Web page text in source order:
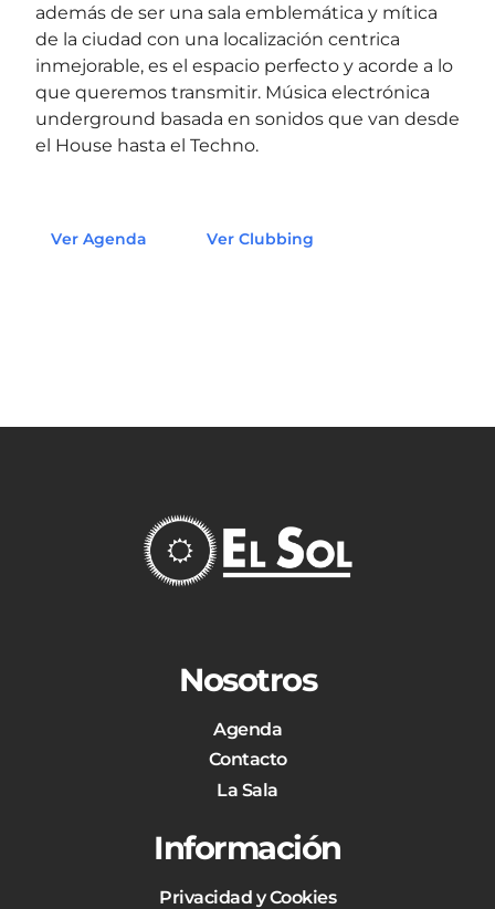
además de ser una sala emblemática y mítica
de la ciudad con una localización centrica
inmejorable, es el espacio perfecto y acorde a lo
que queremos transmitir. Música electrónica
underground basada en sonidos que van desde
el House hasta el Techno.
Ver Agenda Ver Clubbing
Nosotros
Agenda
Contacto
La Sala
Información
Privacidad y Cookies